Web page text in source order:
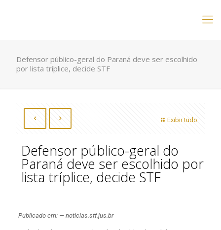
Defensor público-geral do Paraná deve ser escolhido
por lista tríplice, decide STF
Exibir tudo
Defensor público-geral do
Paraná deve ser escolhido por
lista tríplice, decide STF
Publicado em: — noticias.stf.jus.br